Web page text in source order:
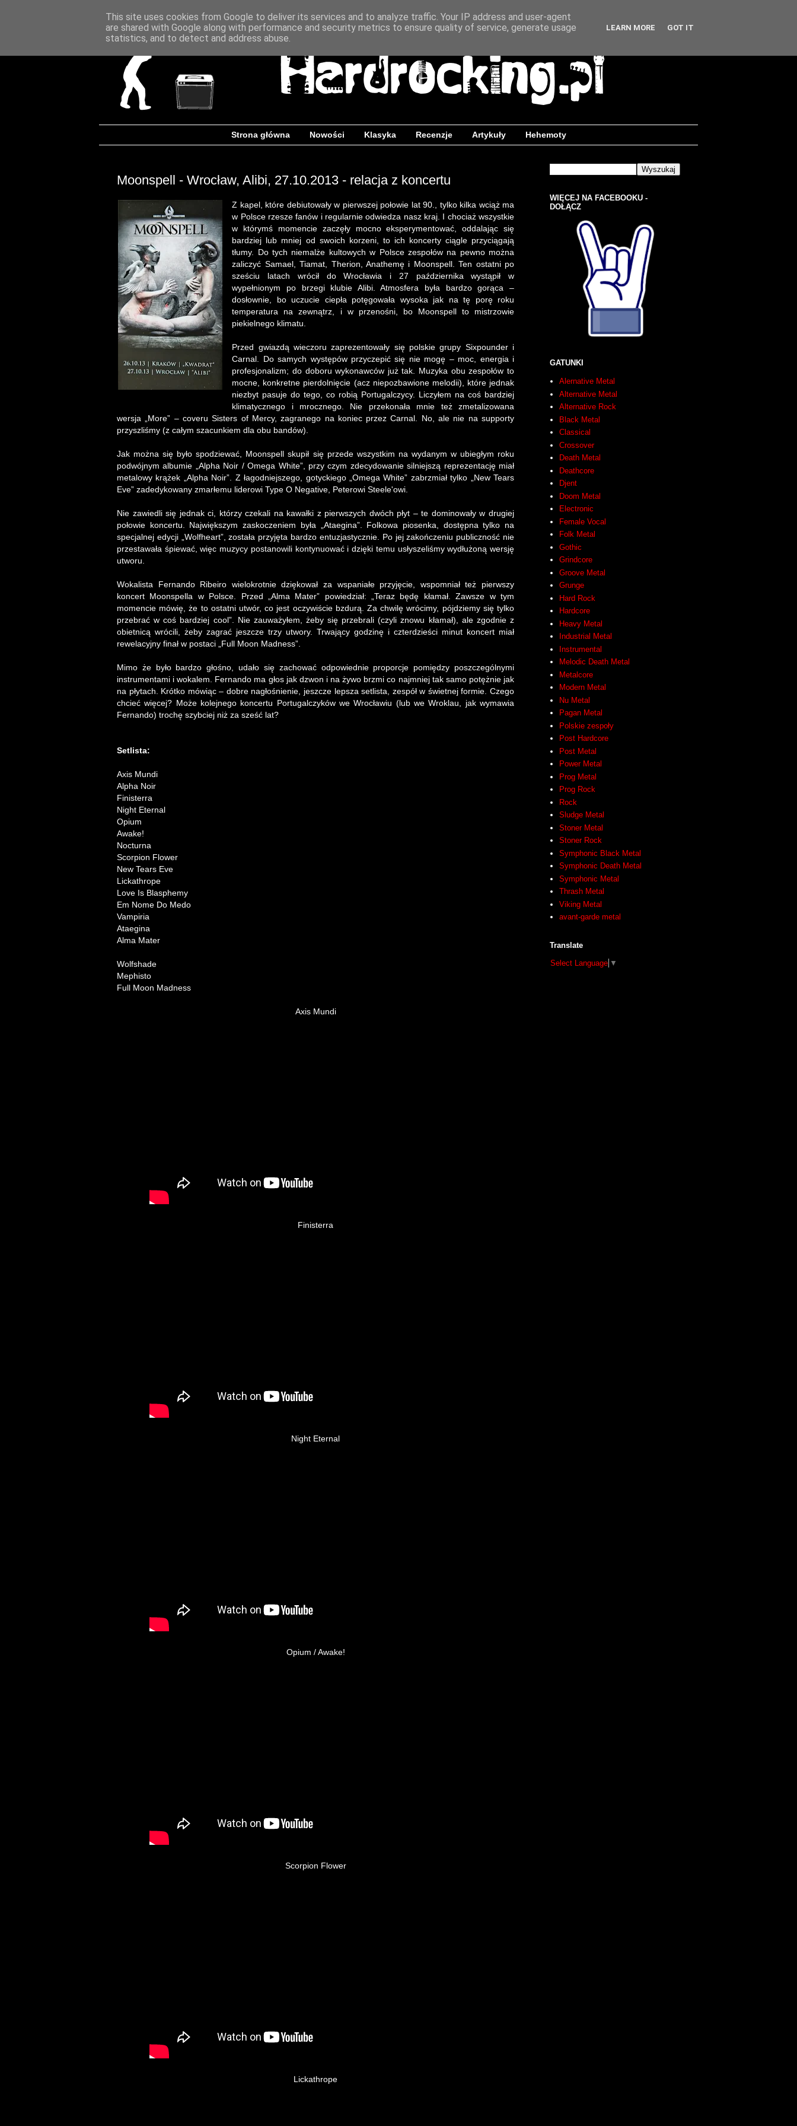
Strona główna Nowości Klasyka Recenzje Artykuły Hehemoty
Moonspell - Wrocław, Alibi, 27.10.2013 - relacja z koncertu
Z kapel, które debiutowały w pierwszej połowie lat 90., tylko kilka wciąż ma
w Polsce rzesze fanów i regularnie odwiedza nasz kraj. I chociaż wszystkie
w którymś momencie zaczęły mocno eksperymentować, oddalając się
bardziej lub mniej od swoich korzeni, to ich koncerty ciągle przyciągają
tłumy. Do tych niemalże kultowych w Polsce zespołów na pewno można
zaliczyć Samael, Tiamat, Therion, Anathemę i Moonspell. Ten ostatni po
sześciu latach wrócił do Wrocławia i 27 października wystąpił w
wypełnionym po brzegi klubie Alibi. Atmosfera była bardzo gorąca –
dosłownie, bo uczucie ciepła potęgowała wysoka jak na tę porę roku
temperatura na zewnątrz, i w przenośni, bo Moonspell to mistrzowie
piekielnego klimatu.
Przed gwiazdą wieczoru zaprezentowały się polskie grupy Sixpounder i
Carnal. Do samych występów przyczepić się nie mogę – moc, energia i
profesjonalizm; do doboru wykonawców już tak. Muzyka obu zespołów to
mocne, konkretne pierdolnięcie (acz niepozbawione melodii), które jednak
niezbyt pasuje do tego, co robią Portugalczycy. Liczyłem na coś bardziej
klimatycznego i mrocznego. Nie przekonała mnie też zmetalizowana
wersja „More” – coveru Sisters of Mercy, zagranego na koniec przez Carnal. No, ale nie na supporty
przyszliśmy (z całym szacunkiem dla obu bandów).
Jak można się było spodziewać, Moonspell skupił się przede wszystkim na wydanym w ubiegłym roku
podwójnym albumie „Alpha Noir / Omega White”, przy czym zdecydowanie silniejszą reprezentację miał
metalowy krążek „Alpha Noir”. Z łagodniejszego, gotyckiego „Omega White” zabrzmiał tylko „New Tears
Eve” zadedykowany zmarłemu liderowi Type O Negative, Peterowi Steele'owi.
Nie zawiedli się jednak ci, którzy czekali na kawałki z pierwszych dwóch płyt – te dominowały w drugiej
połowie koncertu. Największym zaskoczeniem była „Ataegina”. Folkowa piosenka, dostępna tylko na
specjalnej edycji „Wolfheart”, została przyjęta bardzo entuzjastycznie. Po jej zakończeniu publiczność nie
przestawała śpiewać, więc muzycy postanowili kontynuować i dzięki temu usłyszeliśmy wydłużoną wersję
utworu.
Wokalista Fernando Ribeiro wielokrotnie dziękował za wspaniałe przyjęcie, wspomniał też pierwszy
koncert Moonspella w Polsce. Przed „Alma Mater” powiedział: „Teraz będę kłamał. Zawsze w tym
momencie mówię, że to ostatni utwór, co jest oczywiście bzdurą. Za chwilę wrócimy, pójdziemy się tylko
przebrać w coś bardziej cool”. Nie zauważyłem, żeby się przebrali (czyli znowu kłamał), ale zgodnie z
obietnicą wrócili, żeby zagrać jeszcze trzy utwory. Trwający godzinę i czterdzieści minut koncert miał
rewelacyjny finał w postaci „Full Moon Madness”.
Mimo że było bardzo głośno, udało się zachować odpowiednie proporcje pomiędzy poszczególnymi
instrumentami i wokalem. Fernando ma głos jak dzwon i na żywo brzmi co najmniej tak samo potężnie jak
na płytach. Krótko mówiąc – dobre nagłośnienie, jeszcze lepsza setlista, zespół w świetnej formie. Czego
chcieć więcej? Może kolejnego koncertu Portugalczyków we Wrocławiu (lub we Wroklau, jak wymawia
Fernando) trochę szybciej niż za sześć lat?
Setlista:
Axis Mundi
Alpha Noir
Finisterra
Night Eternal
Opium
Awake!
Nocturna
Scorpion Flower
New Tears Eve
Lickathrope
Love Is Blasphemy
Em Nome Do Medo
Vampiria
Ataegina
Alma Mater
Wolfshade
Mephisto
Full Moon Madness
Axis Mundi
Finisterra
Night Eternal
Opium / Awake!
Scorpion Flower
Lickathrope
WIĘCEJ NA FACEBOOKU -
DOŁĄCZ
GATUNKI
Alernative Metal
Alternative Metal
Alternative Rock
Black Metal
Classical
Crossover
Death Metal
Deathcore
Djent
Doom Metal
Electronic
Female Vocal
Folk Metal
Gothic
Grindcore
Groove Metal
Grunge
Hard Rock
Hardcore
Heavy Metal
Industrial Metal
Instrumental
Melodic Death Metal
Metalcore
Modern Metal
Nu Metal
Pagan Metal
Polskie zespoły
Post Hardcore
Post Metal
Power Metal
Prog Metal
Prog Rock
Rock
Sludge Metal
Stoner Metal
Stoner Rock
Symphonic Black Metal
Symphonic Death Metal
Symphonic Metal
Thrash Metal
Viking Metal
avant-garde metal
Translate
Select Language ▼
This site uses cookies from Google to deliver its services and to analyze traffic. Your IP address and user-agent
are shared with Google along with performance and security metrics to ensure quality of service, generate usage
statistics, and to detect and address abuse.
LEARN MORE GOT IT